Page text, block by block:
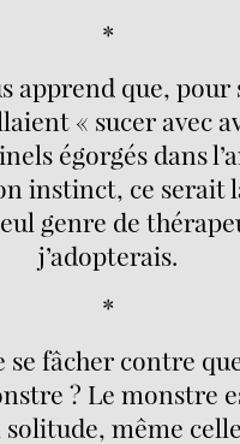
*
apprend que, pour
« sucer avec
égorgés dans
instinct, ce serait
genre de
j’adopterais.
*
fâcher contre
? Le monstre
même